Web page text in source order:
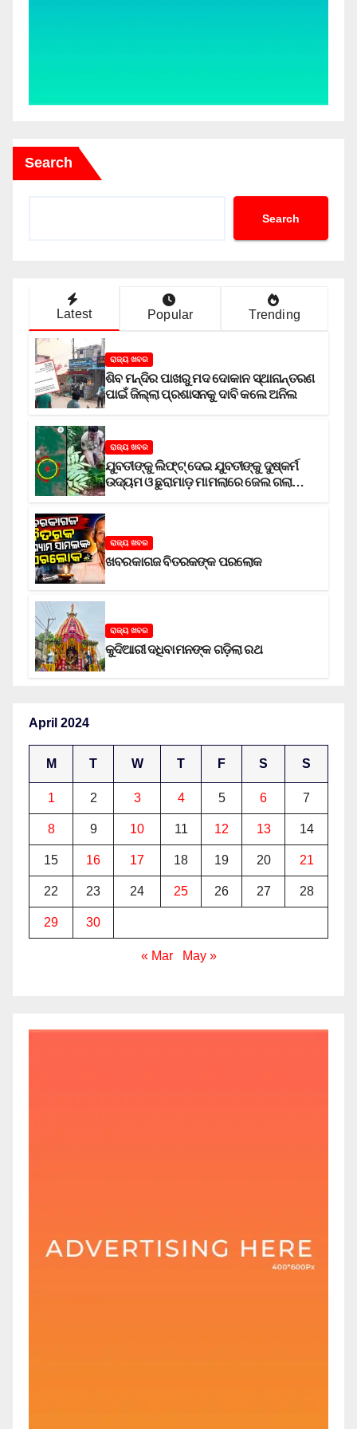
Search
Search
Latest Popular Trending
ରାଜ୍ୟ ଖବର
ଶିବ ମନ୍ଦିର ପାଖରୁ ମଦ ଦୋକାନ ସ୍ଥାନାନ୍ତରଣ
ପାଇଁ ଜିଲ୍ଲା ପ୍ରଶାସନକୁ ଦାବି କଲେ ଅନିଲ
ରାଜ୍ୟ ଖବର
ଯୁବତୀଙ୍କୁ ଲିଫ୍‌ଟ୍‌ ଦେଇ ଯୁବତୀଙ୍କୁ ଦୁଷ୍କର୍ମ
ଉଦ୍ୟମ ଓ ଛୁରାମାଡ଼ ମାମଲାରେ ଜେଲ ଗଲା
ରାଜ୍ୟ ଖବର
ଖବରକାଗଜ ବିତରକଙ୍କ ପରଲୋକ
ରାଜ୍ୟ ଖବର
କୁଦିଆରୀ ଦଧିବାମନଙ୍କ ଗଡ଼ିଲା ରଥ
April 2024
M T W T F S S
1 2 3 4 5 6 7
8 9 10 11 12 13 14
15 16 17 18 19 20 21
22 23 24 25 26 27 28
29 30
« Mar May »